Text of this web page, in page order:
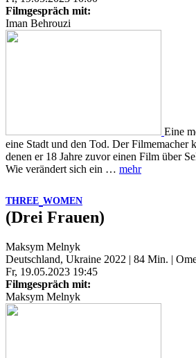
Filmgespräch mit:
Iman Behrouzi
Eine
eine Stadt und den Tod. Der Filmemacher
denen er 18 Jahre zuvor einen Film über
Wie verändert sich ein … mehr
THREE WOMEN
(Drei Frauen)
Maksym Melnyk
Deutschland, Ukraine 2022 | 84 Min. |
Fr, 19.05.2023 19:45
Filmgespräch mit:
Maksym Melnyk